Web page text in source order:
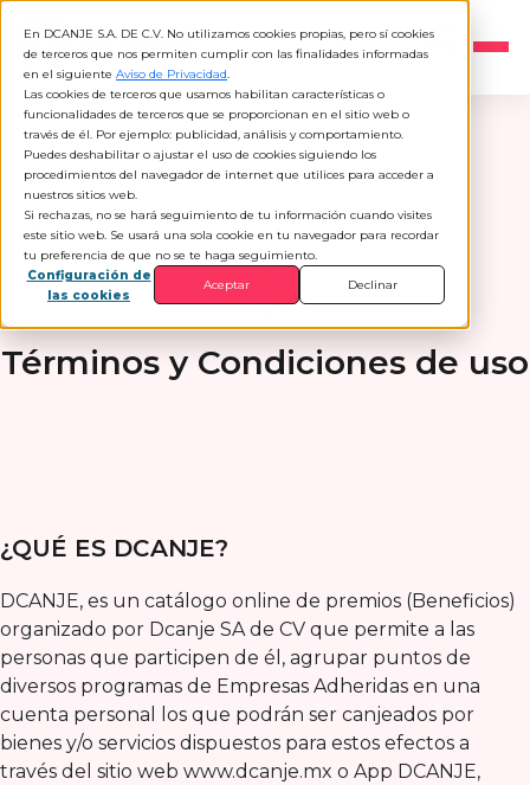
En DCANJE S.A. DE C.V. No utilizamos cookies propias, pero sí cookies
de terceros que nos permiten cumplir con las finalidades informadas
en el siguiente Aviso de Privacidad.
Las cookies de terceros que usamos habilitan características o
funcionalidades de terceros que se proporcionan en el sitio web o
través de él. Por ejemplo: publicidad, análisis y comportamiento.
Puedes deshabilitar o ajustar el uso de cookies siguiendo los
procedimientos del navegador de internet que utilices para acceder a
nuestros sitios web.
Si rechazas, no se hará seguimiento de tu información cuando visites
este sitio web. Se usará una sola cookie en tu navegador para recordar
tu preferencia de que no se te haga seguimiento.
Configuración de
las cookies
Aceptar Declinar
Términos y Condiciones de uso
¿QUÉ ES DCANJE?
DCANJE, es un catálogo online de premios (Beneficios)
organizado por Dcanje SA de CV que permite a las
personas que participen de él, agrupar puntos de
diversos programas de Empresas Adheridas en una
cuenta personal los que podrán ser canjeados por
bienes y/o servicios dispuestos para estos efectos a
través del sitio web www.dcanje.mx o App DCANJE,